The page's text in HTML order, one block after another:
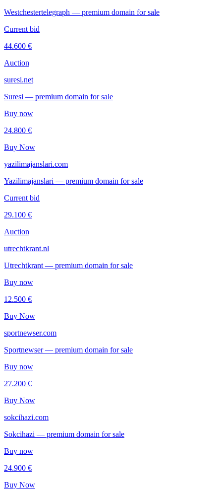
Westchestertelegraph — premium domain for sale
Current bid
44.600 €
Auction
suresi.net
Suresi — premium domain for sale
Buy now
24.800 €
Buy Now
yazilimajanslari.com
Yazilimajanslari — premium domain for sale
Current bid
29.100 €
Auction
utrechtkrant.nl
Utrechtkrant — premium domain for sale
Buy now
12.500 €
Buy Now
sportnewser.com
Sportnewser — premium domain for sale
Buy now
27.200 €
Buy Now
sokcihazi.com
Sokcihazi — premium domain for sale
Buy now
24.900 €
Buy Now